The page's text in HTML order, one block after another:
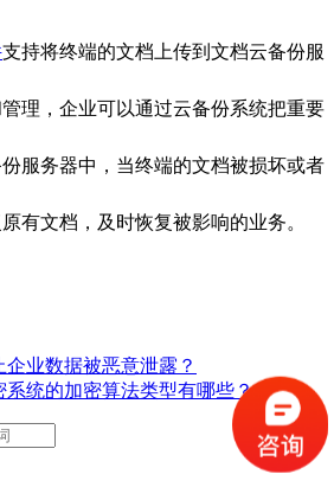
支持将终端的文档上传到文档云备份服
理，企业可以通过云备份系统把重要
服务器中，当终端的文档被损坏或者
有文档，及时恢复被影响的业务。
企业数据被恶意泄露？
系统的加密算法类型有哪些？